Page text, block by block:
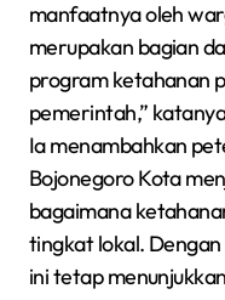
manfaatnya oleh
merupakan bagian
program ketahanan
pemerintah,”
Ia menambahkan
Bojonegoro Kota
bagaimana
tingkat lokal.
ini tetap